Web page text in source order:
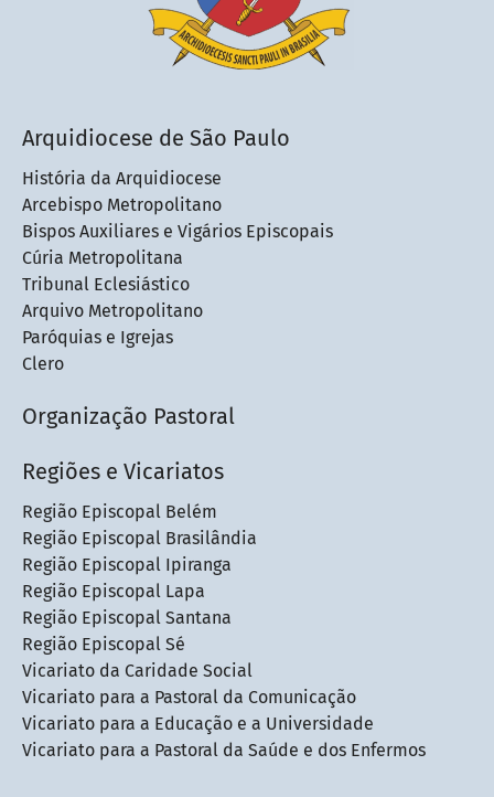
Arquidiocese de São Paulo
História da Arquidiocese
Arcebispo Metropolitano
Bispos Auxiliares e Vigários Episcopais
Cúria Metropolitana
Tribunal Eclesiástico
Arquivo Metropolitano
Paróquias e Igrejas
Clero
Organização Pastoral
Regiões e Vicariatos
Região Episcopal Belém
Região Episcopal Brasilândia
Região Episcopal Ipiranga
Região Episcopal Lapa
Região Episcopal Santana
Região Episcopal Sé
Vicariato da Caridade Social
Vicariato para a Pastoral da Comunicação
Vicariato para a Educação e a Universidade
Vicariato para a Pastoral da Saúde e dos Enfermos